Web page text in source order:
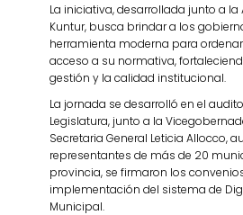
La iniciativa, desarrollada junto a
Kuntur, busca brindar a los
herramienta moderna para
acceso a su normativa,
gestión y la calidad institucional.
La jornada se desarrolló en el
Legislatura, junto a la
Secretaria General Leticia Allocco,
representantes de más de 20
provincia, se firmaron los
implementación del sistema de
Municipal.